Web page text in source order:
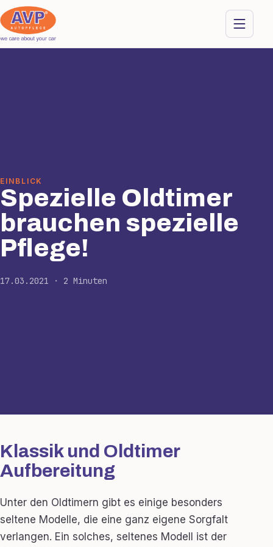
EINBLICK
Spezielle Oldtimer
brauchen spezielle
Pflege!
17.03.2021 · 2 Minuten
Klassik und Oldtimer
Aufbereitung
Unter den Oldtimern gibt es einige besonders
seltene Modelle, die eine ganz eigene Sorgfalt
verlangen. Ein solches, seltenes Modell ist der